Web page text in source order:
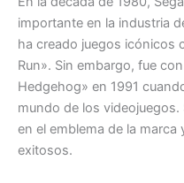
importante en la industria
ha creado juegos icónicos
Run». Sin embargo, fue
Hedgehog» en 1991
mundo de los
en el emblema de la marca
exitosos.